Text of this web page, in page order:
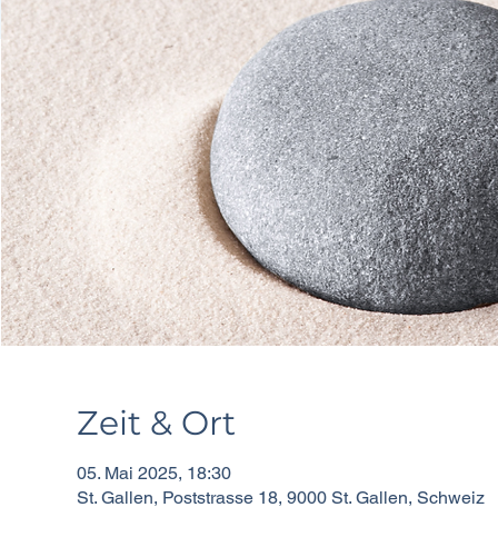
Zeit & Ort
05. Mai 2025, 18:30
St. Gallen, Poststrasse 18, 9000 St. Gallen, Schweiz